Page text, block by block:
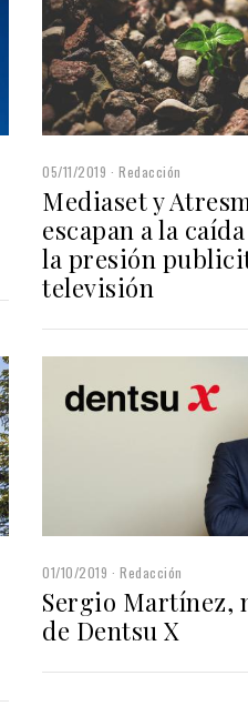
05/11/2019 Redacción
Mediaset y
escapan a la
la presión
televisión
01/10/2019 Redacción
Sergio Martínez,
de Dentsu X